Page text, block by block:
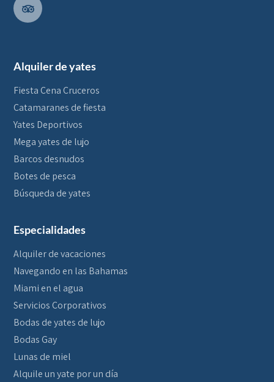
Alquiler de yates
Fiesta Cena Cruceros
Catamaranes de fiesta
Yates Deportivos
Mega yates de lujo
Barcos desnudos
Botes de pesca
Búsqueda de yates
Especialidades
Alquiler de vacaciones
Navegando en las Bahamas
Miami en el agua
Servicios Corporativos
Bodas de yates de lujo
Bodas Gay
Lunas de miel
Alquile un yate por un día